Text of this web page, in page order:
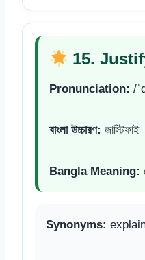
15.
Pronunciation: /
বাংলা উচ্চারণ: জাস্টিফাই
Bangla Meaning:
Synonyms: